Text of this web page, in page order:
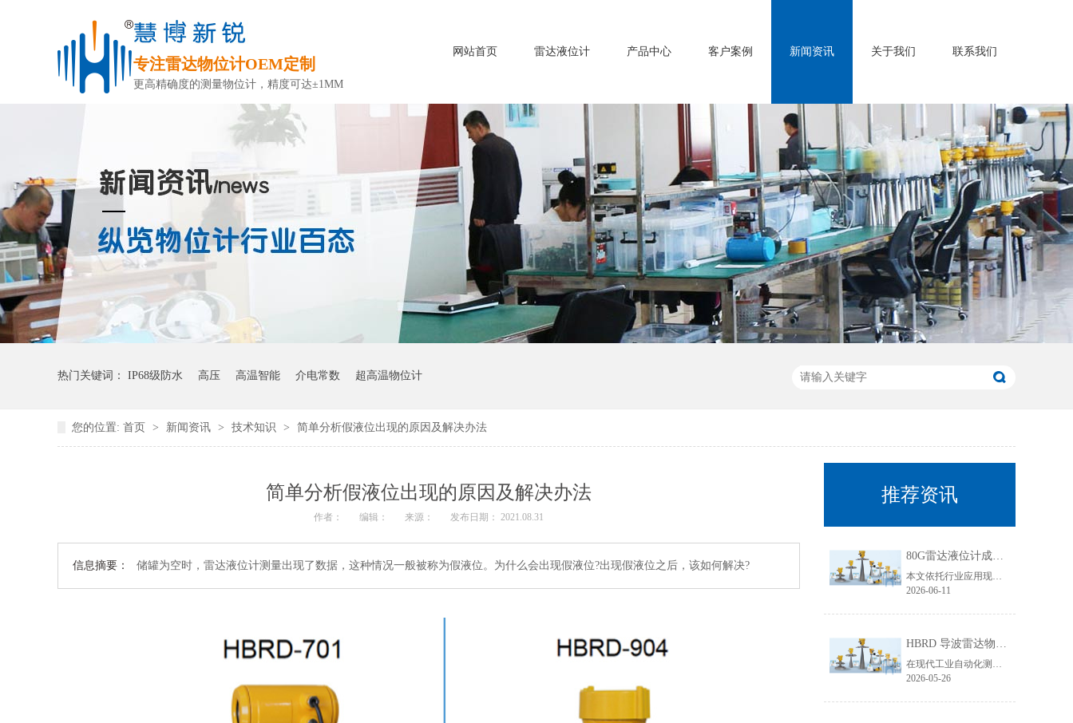
专注雷达物位计OEM定制
更高精确度的测量物位计，精度可达±1MM
网站首页 雷达液位计 产品中心 客户案例 新闻资讯 关于我们 联系我们
热门关键词： IP68级防水 高压 高温智能 介电常数 超高温物位计
您的位置: 首页 > 新闻资讯 > 技术知识 > 简单分析假液位出现的原因及解决办法
简单分析假液位出现的原因及解决办法
作者： 编辑： 来源： 发布日期： 2021.08.31
信息摘要： 储罐为空时，雷达液位计测量出现了数据，这种情况一般被称为假液位。为什么会出现假液位?出现假液位之后，该如何解决?
推荐资讯
80G雷达液位计成行业主流！国产雷达液位计五大发展趋势解析
本文依托行业应用现状与技术迭代规律，聚焦80G雷达液位计技术升级核心，从高频迭代普及、数字化智能升级、工况专属定制、一体化结构优化、安全合规升级五大维度，深度拆解国产雷达液位计未来发展趋势，贴合工业选型需求与搜索引擎收录规则，为行业技术升级、设备采购改造提供专业参考。
2026-06-11
HBRD 导波雷达物位计全面介绍、应用场景及核心优势
在现代工业自动化测控领域，物位监测是生产线稳定运行、仓储管理、工艺调控的重要环节。面对粘稠介质、易结晶物料、低介电常数介质、狭小罐体、强腐蚀工况等复杂测量环境，传统液位、料位仪表常常出现测量不准、卡料、失灵、寿命短等问题。而HBRD导波雷达物位计凭借成熟的技术架构与稳定的实测表现，成为工业现场主流的精密物位测量设备。
2026-05-26